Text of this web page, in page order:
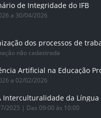
de Integridade do IFB
a 30/04/2026
dos processos de
não cadastrada
a 02/02/2026
2025 | Das 09:00 às 10:00